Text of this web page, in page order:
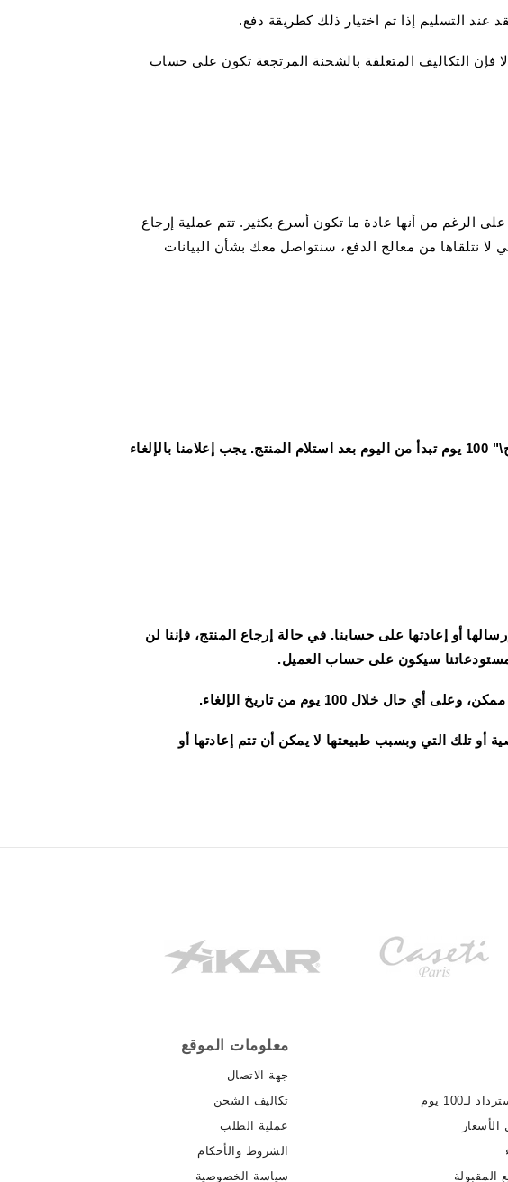
عند التسليم إذا تم اختيار ذلك كطريقة دفع.
فإن التكاليف المتعلقة بالشحنة المرتجعة تكون على حساب
بعد توصيل البضائع إلى مستودعنا، على الرغم من أنها عادة ما تكون أسرع بكثير. تتم عملية إرجاع
لا نتلقاها من معالج الدفع، سنتواصل معك بشأن البيانات
لديك الحق في إلغاء أي طلب شراء دون الحاجة لتقديم سبب لذلك في أي وقت خلال \"فترة السماح\" 100 يوم تبدأ من اليوم بعد استلام المنتج. يجب إعلامنا بالإلغاء
أو إعادتها على حسابنا. في حالة إرجاع المنتج، فإننا لن
سيكون على حساب العميل.
100 يوم من تاريخ الإلغاء.
تلك التي وبسبب طبيعتها لا يمكن أن تتم إعادتها أو
معلومات الموقع
جهة الاتصال
تكاليف الشحن
عملية الطلب
الشروط والأحكام
سياسة الخصوصية
لـ100 يوم
المقبولة